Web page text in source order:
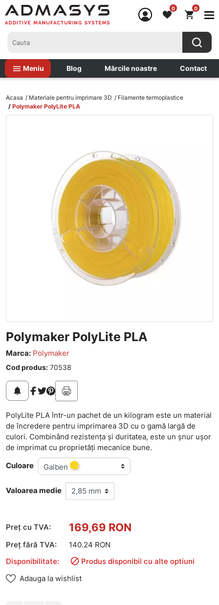
0 0
Meniu Blog Mărcile noastre Contact
Acasa Materiale pentru imprimare 3D
Filamente termoplastice
Polymaker PolyLite PLA
Polymaker PolyLite PLA
Marca: Polymaker
Cod produs: 70538
notifications
PolyLite PLA într-un pachet de un kilogram este un material
de încredere pentru imprimarea 3D cu o gamă largă de
culori. Combinând rezistența și duritatea, este un șnur ușor
de imprimat cu proprietăți mecanice bune.
Culoare
Galben
Valoarea medie
Preț cu TVA: 169,69 RON
Preț fără TVA:
140.24 RON
Disponibilitate:
 Produs disponibil cu alte optiuni
Adauga la wishlist